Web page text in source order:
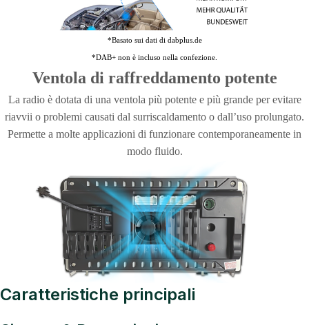
*Basato sui dati di dabplus.de
*DAB+ non è incluso nella confezione.
Ventola di raffreddamento potente
La radio è dotata di una ventola più potente e più grande per evitare
riavvii o problemi causati dal surriscaldamento o dall’uso prolungato.
Permette a molte applicazioni di funzionare contemporaneamente in
modo fluido.
Caratteristiche principali